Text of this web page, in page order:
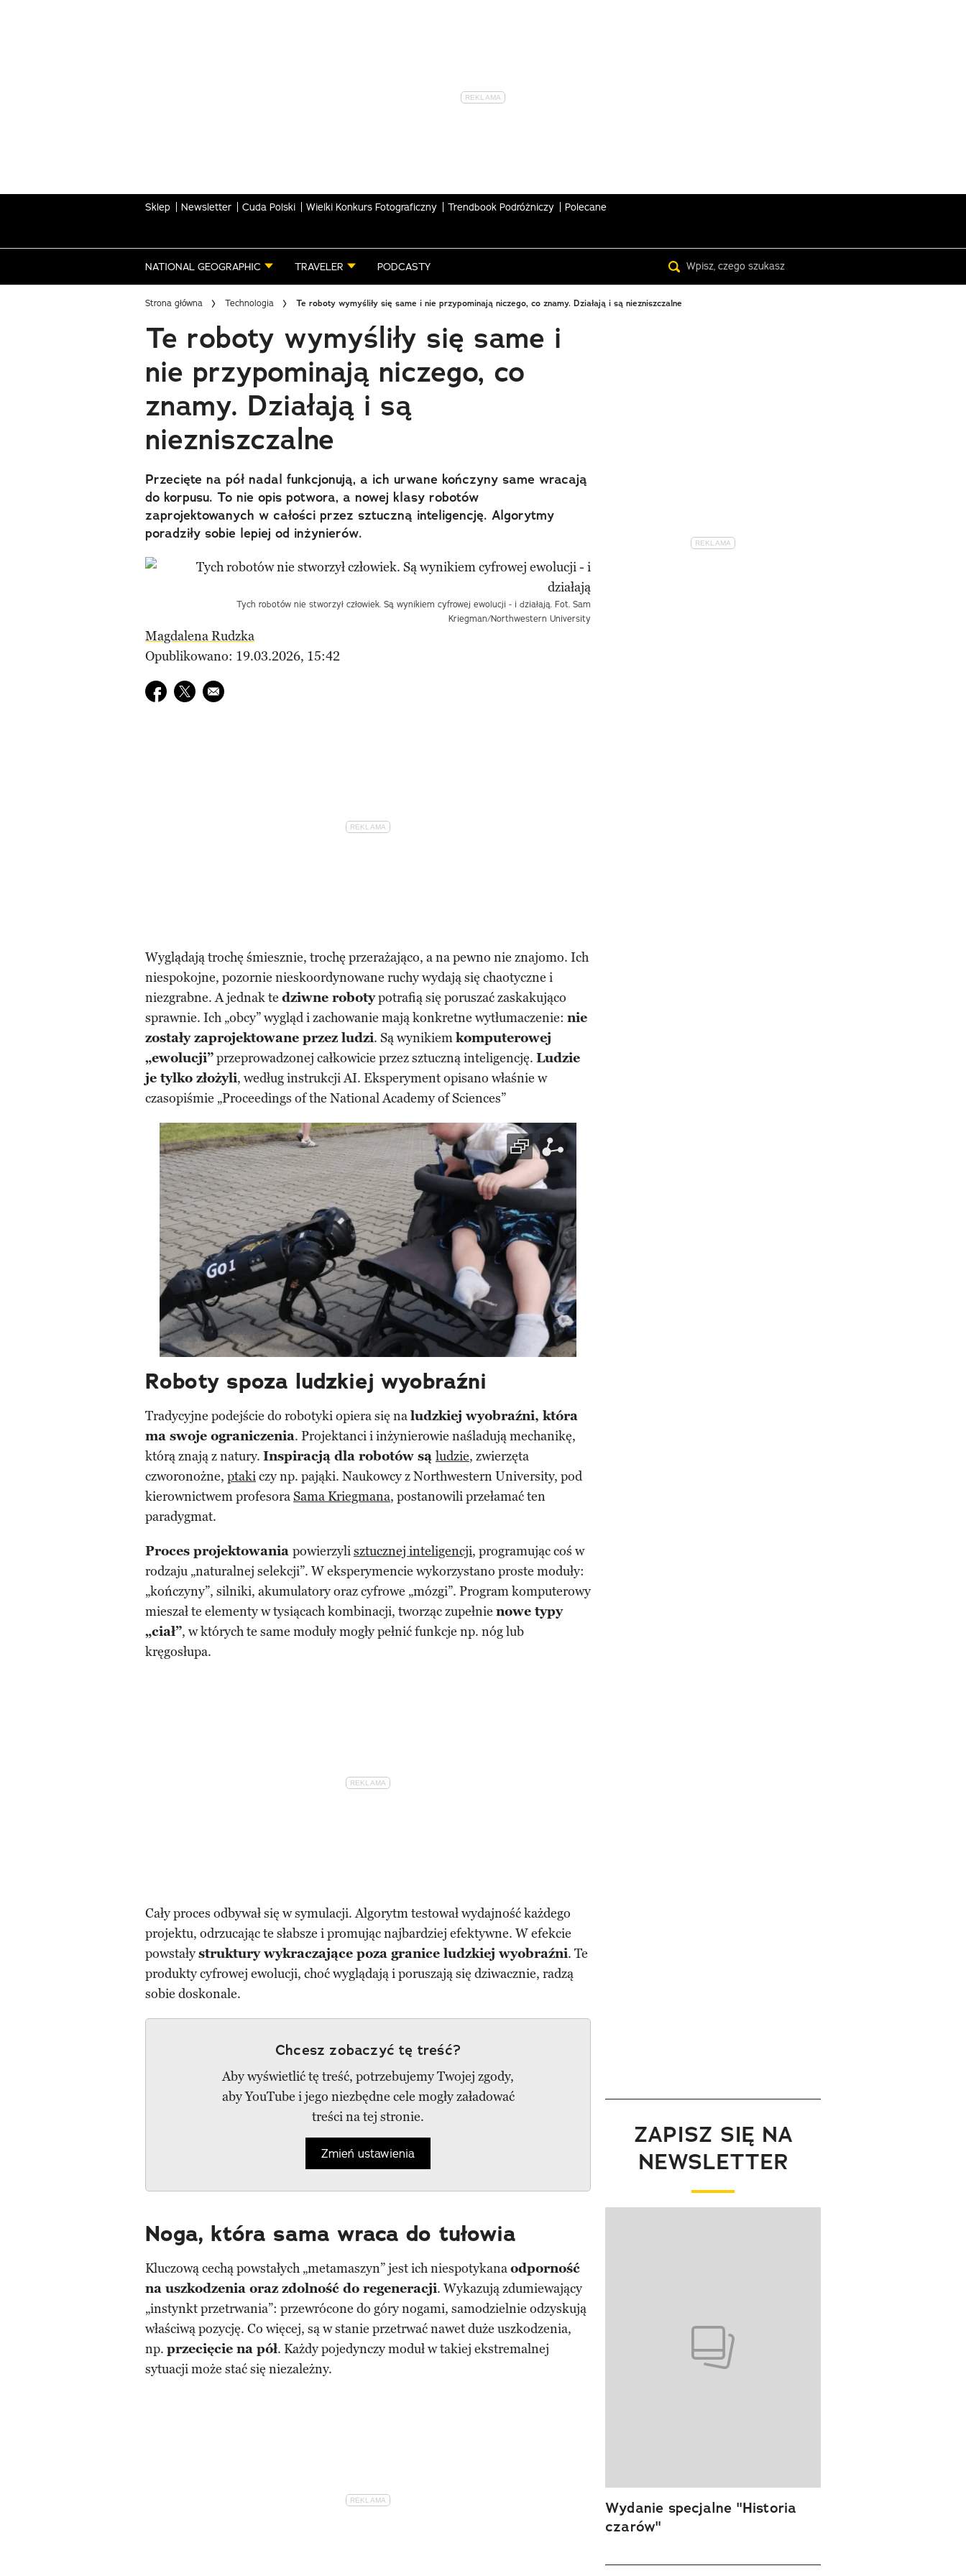
Sklep Newsletter Cuda Polski Wielki Konkurs Fotograficzny Trendbook Podróżniczy Polecane
NATIONAL GEOGRAPHIC TRAVELER PODCASTY
Strona główna Technologia Te roboty wymyśliły się same i nie przypominają niczego, co znamy. Działają i są niezniszczalne
Te roboty wymyśliły się same i
nie przypominają niczego, co
znamy. Działają i są
niezniszczalne
Przecięte na pół nadal funkcjonują, a ich urwane kończyny same wracają
do korpusu. To nie opis potwora, a nowej klasy robotów
zaprojektowanych w całości przez sztuczną inteligencję. Algorytmy
poradziły sobie lepiej od inżynierów.
Tych robotów nie stworzył człowiek. Są wynikiem cyfrowej ewolucji - i działają. Fot. Sam
Kriegman/Northwestern University
Magdalena Rudzka
Opublikowano: 19.03.2026, 15:42
Udostępnij na facebook
Udostępnij na twitter
E-mail do przyjaciela
Wyglądają trochę śmiesznie, trochę przerażająco, a na pewno nie znajomo. Ich
niespokojne, pozornie nieskoordynowane ruchy wydają się chaotyczne i
niezgrabne. A jednak te dziwne robotypotrafią się poruszać zaskakująco
sprawnie. Ich „obcy” wygląd i zachowanie mają konkretne wytłumaczenie: nie
zostały zaprojektowane przez ludzi. Są wynikiemkomputerowej
„ewolucji”przeprowadzonej całkowicie przez sztuczną inteligencję. Ludzie
je tylko złożyli, według instrukcji AI. Eksperyment opisano właśnie w
czasopiśmie „Proceedings of the National Academy of Sciences”
Roboty spoza ludzkiej wyobraźni
Tradycyjne podejście do robotyki opiera się naludzkiej wyobraźni, która
ma swoje ograniczenia. Projektanci i inżynierowie naśladują mechanikę,
którą znają z natury. Inspiracją dla robotów są ludzie, zwierzęta
czworonożne, ptakiczy np. pająki. Naukowcy z Northwestern University, pod
kierownictwem profesoraSama Kriegmana, postanowili przełamać ten
paradygmat.
Proces projektowania powierzylisztucznej inteligencji, programując coś w
rodzaju „naturalnej selekcji”. W eksperymencie wykorzystano proste moduły:
„kończyny”, silniki, akumulatory oraz cyfrowe „mózgi”. Program komputerowy
mieszał te elementy w tysiącach kombinacji, tworząc zupełnie nowe typy
„ciał”, w których te same moduły mogły pełnić funkcje np. nóg lub
kręgosłupa.
Cały proces odbywał się w symulacji. Algorytm testował wydajność każdego
projektu, odrzucając te słabsze i promując najbardziej efektywne. W efekcie
powstałystruktury wykraczające poza granice ludzkiej wyobraźni. Te
produkty cyfrowej ewolucji, choć wyglądają i poruszają się dziwacznie, radzą
sobie doskonale.
Chcesz zobaczyć tę treść?
Aby wyświetlić tę treść, potrzebujemy Twojej zgody,
aby YouTube i jego niezbędne cele mogły załadować
treści na tej stronie.
Zmień ustawienia
Noga, która sama wraca do tułowia
Kluczową cechą powstałych „metamaszyn” jest ich niespotykanaodporność
na uszkodzenia oraz zdolność do regeneracji. Wykazują zdumiewający
„instynkt przetrwania”: przewrócone do góry nogami, samodzielnie odzyskują
właściwą pozycję. Co więcej, są w stanie przetrwać nawet duże uszkodzenia,
np. przecięcie na pół. Każdy pojedynczy moduł w takiej ekstremalnej
sytuacji może stać się niezależny.
ZAPISZ SIĘ NA
NEWSLETTER
Wydanie specjalne "Historia
czarów"